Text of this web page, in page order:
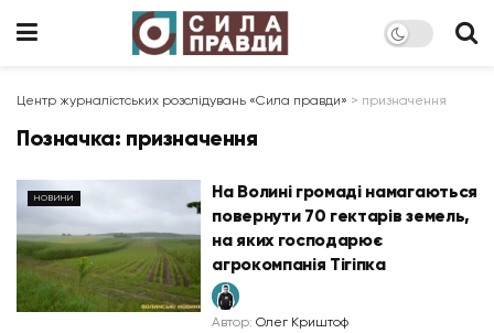
Центр журналістських розслідувань «Сила правди» > призначення
Позначка: призначення
НОВИНИ
На Волині громаді намагаються
повернути 70 гектарів земель,
на яких господарює
агрокомпанія Тігіпка
Автор: Олег Криштоф